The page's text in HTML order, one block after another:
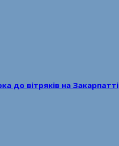
до вітряків на Закарпатті